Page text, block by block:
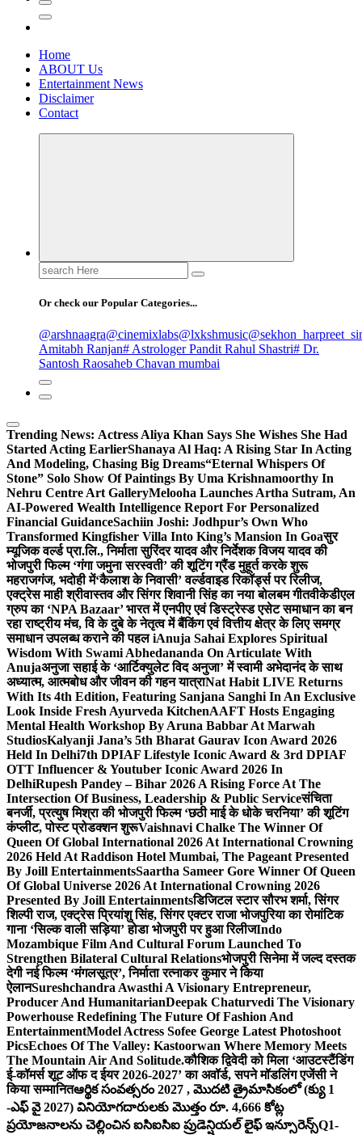
Home
ABOUT Us
Entertainment News
Disclaimer
Contact
Search
for:
Or check our Popular Categories...
@arshnaagra@cinemixlabs@lxkshmusic
Amitabh Ranjan# Astrologer Pandit Rahul Shastri# Dr.
Santosh Raosaheb Chavan mumbai
Trending News: Actress Aliya Khan Says She Wishes She Had
Started Acting EarlierShanaya Al Haq: A Rising Star In Acting
And Modeling, Chasing Big Dreams“Eternal Whispers Of
Stone” Solo Show Of Paintings By Uma Krishnamoorthy In
Nehru Centre Art GalleryMelooha Launches Artha Sutram, An
AI-Powered Wealth Intelligence Report For Personalized
Financial GuidanceSachiin Joshi: Jodhpur’s Own Who
Transformed Kingfisher Villa Into King’s Mansion In Goaसुर
म्यूजिक वर्ल्ड प्रा.लि., निर्माता सुरिंदर यादव और निर्देशक विजय यादव की
भोजपुरी फिल्म ‘गंगा जमुना सरस्वती’ की शूटिंग ग्रैंड मुहूर्त करके शुरू
महराजगंज, भदोही में‘कैलाश के निवासी’ वर्ल्डवाइड रिकॉर्ड्स पर रिलीज,
एक्ट्रेस माही श्रीवास्तव और सिंगर शिवानी सिंह का नया बोलबम गीतवीकेडीएल
ग्रुप का ‘NPA Bazaar’ भारत में एनपीए एवं डिस्ट्रेस्ड एसेट समाधान का बन
रहा राष्ट्रीय मंच, वि के दुबे के नेतृत्व में बैंकिंग एवं वित्तीय क्षेत्र के लिए समग्र
समाधान उपलब्ध कराने की पहल iAnuja Sahai Explores Spiritual
Wisdom With Swami Abhedananda On Articulate With
Anujaअनुजा सहाई के ‘आर्टिक्युलेट विद अनुजा’ में स्वामी अभेदानंद के साथ
अध्यात्म, आत्मबोध और जीवन की गहन यात्राNat Habit LIVE Returns
With Its 4th Edition, Featuring Sanjana Sanghi In An Exclusive
Look Inside Fresh Ayurveda KitchenAAFT Hosts Engaging
Mental Health Workshop By Aruna Babbar At Marwah
StudiosKalyanji Jana’s 5th Bharat Gaurav Icon Award 2026
Held In Delhi7th DPIAF Lifestyle Iconic Award & 3rd DPIAF
OTT Influencer & Youtuber Iconic Award 2026 In
DelhiRupesh Pandey – Bihar 2026 A Rising Force At The
Intersection Of Business, Leadership & Public Serviceसंचिता
बनर्जी, प्रत्युष मिश्रा की भोजपुरी फिल्म ‘छठी माई के धोके चरनिया’ की शूटिंग
कंप्लीट, पोस्ट प्रोडक्शन शुरूVaishnavi Chalke The Winner Of
Queen Of Global International 2026 At International Crowning
2026 Held At Raddison Hotel Mumbai, The Pageant Presented
By Joill EntertainmentsSaartha Sameer Gore Winner Of Queen
Of Global Universe 2026 At International Crowning 2026
Presented By Joill Entertainmentsडिजिटल स्टार सौरभ शर्मा, सिंगर
शिल्पी राज, एक्ट्रेस प्रियांशु सिंह, सिंगर एक्टर राजा भोजपुरिया का रोमांटिक
गाना ‘सिल्क वाली सड़िया’ होडा भोजपुरी पर हुआ रिलीजIndo
Mozambique Film And Cultural Forum Launched To
Strengthen Bilateral Cultural Relationsभोजपुरी सिनेमा में जल्द दस्तक
देगी नई फिल्म ‘मंगलसूत्र’, निर्माता रत्नाकर कुमार ने किया
ऐलानSureshchandra Awasthi A Visionary Entrepreneur,
Producer And HumanitarianDeepak Chaturvedi The Visionary
Powerhouse Redefining The Future Of Fashion And
EntertainmentModel Actress Sofee George Latest Photoshoot
PicsEchoes Of The Valley: Kastoorwan Where Memory Meets
The Mountain Air And Solitude.कौशिक द्विवेदी को मिला ‘आउटस्टैंडिंग
ई-कॉमर्स शूट ऑफ द ईयर 2026-2027’ का अवॉर्ड, सपने मॉडलिंग एजेंसी ने
किया सम्मानितఆర్థిక సంవత్సరం 2027 , మొదటి త్రైమాసికంలో (క్యు 1
-ఎఫ్ వై 2027) వినియోగదారులకు మొత్తం రూ. 4,666 కోట్ల
ప్రయోజనాలను చెల్లించిన ఐసిఐసిఐ ప్రుడెన్షియల్ లైఫ్ ఇన్సూరెన్స్Q1-